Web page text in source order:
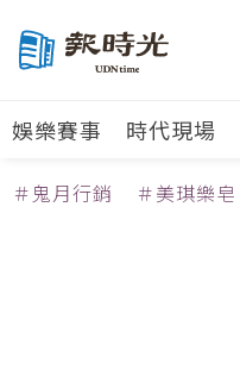
娛樂賽事 時代現場
＃鬼月行銷 ＃美琪樂皂